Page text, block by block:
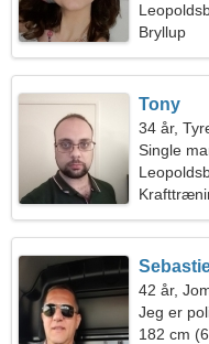
Bryllup
Tony
34 år,
Single
42 år,
Jeg er
182 cm